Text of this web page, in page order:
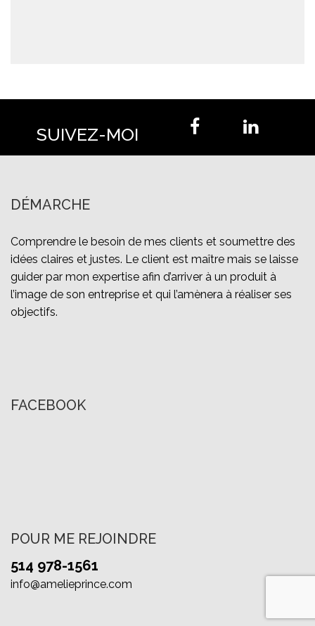
SUIVEZ-MOI
DÉMARCHE
Comprendre le besoin de mes clients et soumettre des
idées claires et justes. Le client est maître mais se laisse
guider par mon expertise afin d’arriver à un produit à
l’image de son entreprise et qui l’amènera à réaliser ses
objectifs.
FACEBOOK
POUR ME REJOINDRE
514 978-1561
info@amelieprince.com